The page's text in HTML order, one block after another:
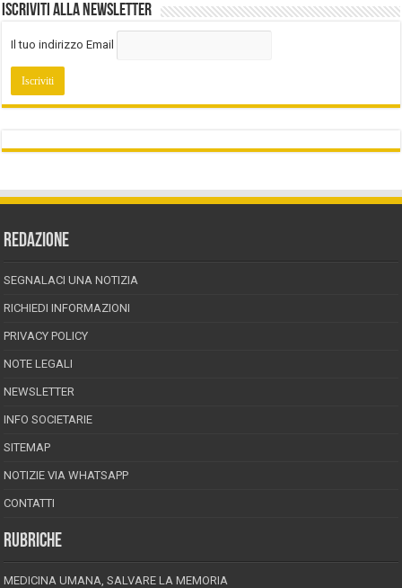
Iscriviti alla Newsletter
Il tuo indirizzo Email
REDAZIONE
SEGNALACI UNA NOTIZIA
RICHIEDI INFORMAZIONI
PRIVACY POLICY
NOTE LEGALI
NEWSLETTER
INFO SOCIETARIE
SITEMAP
NOTIZIE VIA WHATSAPP
CONTATTI
RUBRICHE
MEDICINA UMANA, SALVARE LA MEMORIA